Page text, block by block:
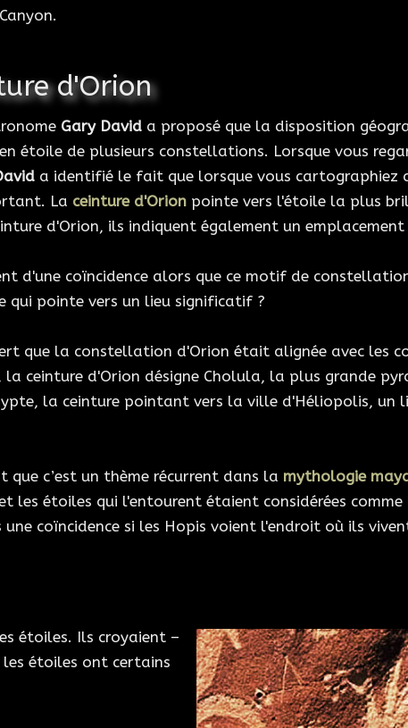
d'Orion
Gary David a proposé que la disposition
étoile de plusieurs constellations. Lorsque vous
a identifié le fait que lorsque vous cartographiez
La ceinture d'Orion pointe vers l'étoile la plus
d'Orion, ils indiquent également un
d'une coïncidence alors que ce motif de
qui pointe vers un lieu significatif ?
que la constellation d'Orion était alignée avec les
la ceinture d'Orion désigne Cholula, la plus grande
la ceinture pointant vers la ville d'Héliopolis, un
que c’est un thème récurrent dans la mythologie
les étoiles qui l'entourent étaient considérées
coïncidence si les Hopis voient l'endroit où ils
étoiles. Ils croyaient –
les étoiles ont certains